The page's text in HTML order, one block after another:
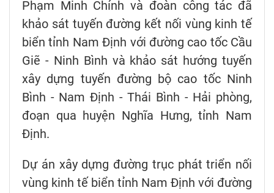
Phạm Minh Chính và đoàn công tác đã
khảo sát tuyến đường kết nối vùng kinh tế
biển tỉnh Nam Định với đường cao tốc Cầu
Giẽ - Ninh Bình và khảo sát hướng tuyến
xây dựng tuyến đường bộ cao tốc Ninh
Bình - Nam Định - Thái Bình - Hải phòng,
đoạn qua huyện Nghĩa Hưng, tỉnh Nam
Định.
Dự án xây dựng đường trục phát triển nối
vùng kinh tế biển tỉnh Nam Định với đường